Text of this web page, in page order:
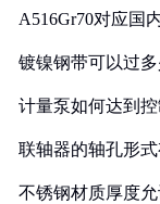
A516Gr70对应国
镀镍钢带可以过
计量泵如何达到
联轴器的轴孔形
不锈钢材质厚度